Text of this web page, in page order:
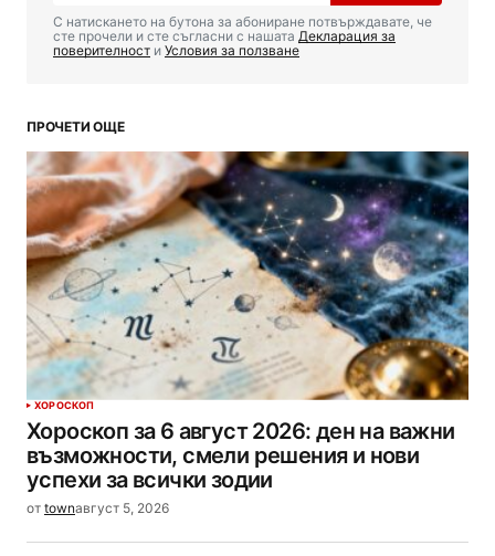
С натискането на бутона за абониране потвърждавате, че
сте прочели и сте съгласни с нашата Декларация за
поверителност и Условия за ползване
ПРОЧЕТИ ОЩЕ
ХОРОСКОП
Хороскоп за 6 август 2026: ден на важни
възможности, смели решения и нови
успехи за всички зодии
от townавгуст 5, 2026